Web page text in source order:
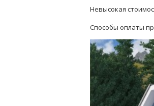
Невысокая
Способы оплаты